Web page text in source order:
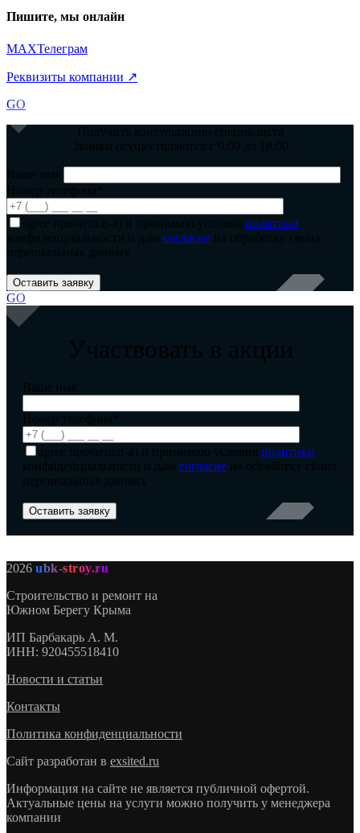
Пишите, мы онлайн
MAXТелеграм
Реквизиты компании ↗
GO
Получить консультацию специалиста
Звонки осуществляются с 9:00 до 18:00
Ваше имя
Номер телефона*
agree прочитал(-а) и принимаю условия политики
конфиденциальности и даю согласие на обработку своих
персональных данных
GO
Участвовать в акции
Ваше имя
Номер телефона*
agree прочитал(-а) и принимаю условия политики
конфиденциальности и даю согласие на обработку своих
персональных данных
2026 ubk-stroy.ru
Строительство и ремонт на
Южном Берегу Крыма
ИП Барбакарь А. М.
ИНН: 920455518410
Новости и статьи
Контакты
Политика конфиденциальности
Сайт разработан в exsited.ru
Информация на сайте не является публичной офертой.
Актуальные цены на услуги можно получить у менеджера
компании